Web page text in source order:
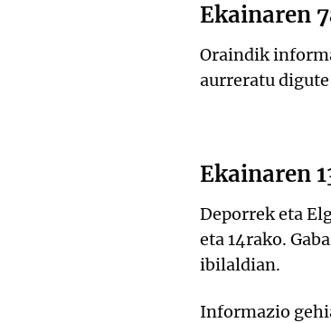
Ekainaren
Oraindik
aurreratu
Ekainaren
Deporrek eta
eta 14rako.
ibilaldian.
Informazio